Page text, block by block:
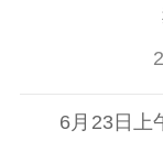
6月23日上午